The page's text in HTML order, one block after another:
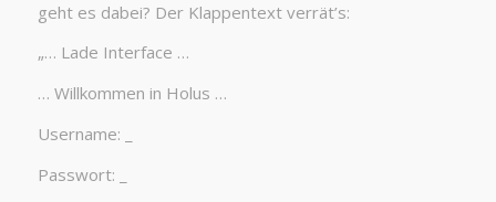
geht es dabei? Der Klappentext verrät’s:
„… Lade Interface …
… Willkommen in Holus …
Username: _
Passwort: _